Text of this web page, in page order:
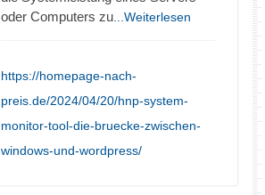
oder Computers zu ...Weiterlesen
https://homepage-nach-
preis.de/2024/04/20/hnp-system-
monitor-tool-die-bruecke-zwischen-
windows-und-wordpress/